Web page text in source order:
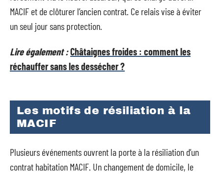
MACIF et de clôturer l’ancien contrat. Ce relais vise à éviter
un seul jour sans protection.
Lire également :Châtaignes froides : comment les
réchauffer sans les dessécher ?
Les motifs de résiliation à la
MACIF
Plusieurs événements ouvrent la porte à la résiliation d’un
contrat habitation MACIF. Un changement de domicile, le